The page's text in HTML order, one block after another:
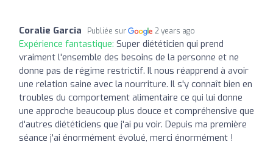
Coralie Garcia Publiée sur 2 years ago
Expérience fantastique: Super diététicien qui prend
vraiment l'ensemble des besoins de la personne et ne
donne pas de régime restrictif. Il nous réapprend à avoir
une relation saine avec la nourriture. Il s'y connaît bien en
troubles du comportement alimentaire ce qui lui donne
une approche beaucoup plus douce et compréhensive que
d'autres diététiciens que j'ai pu voir. Depuis ma première
séance j'ai énormément évolué, merci énormément !